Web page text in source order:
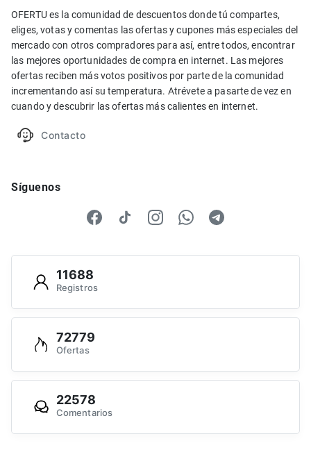
OFERTU es la comunidad de descuentos donde tú compartes,
eliges, votas y comentas las ofertas y cupones más especiales del
mercado con otros compradores para así, entre todos, encontrar
las mejores oportunidades de compra en internet. Las mejores
ofertas reciben más votos positivos por parte de la comunidad
incrementando así su temperatura. Atrévete a pasarte de vez en
cuando y descubrir las ofertas más calientes en internet.
Contacto
Síguenos
11688
Registros
72779
Ofertas
22578
Comentarios